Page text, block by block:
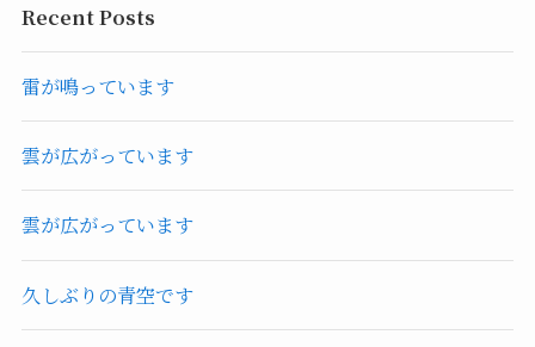
Recent Posts
雷が鳴っています
雲が広がっています
雲が広がっています
久しぶりの青空です